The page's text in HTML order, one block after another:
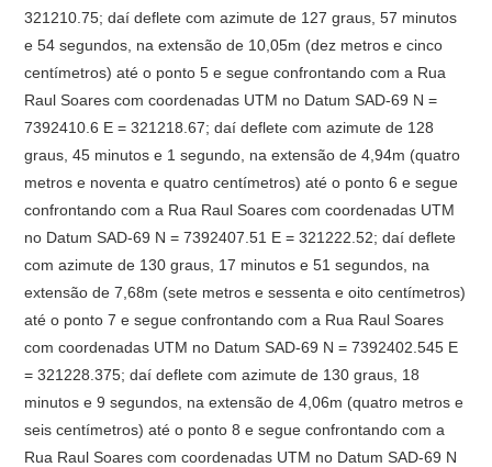
321210.75; daí deflete com azimute de 127 graus, 57 minutos
e 54 segundos, na extensão de 10,05m (dez metros e cinco
centímetros) até o ponto 5 e segue confrontando com a Rua
Raul Soares com coordenadas UTM no Datum SAD-69 N =
7392410.6 E = 321218.67; daí deflete com azimute de 128
graus, 45 minutos e 1 segundo, na extensão de 4,94m (quatro
metros e noventa e quatro centímetros) até o ponto 6 e segue
confrontando com a Rua Raul Soares com coordenadas UTM
no Datum SAD-69 N = 7392407.51 E = 321222.52; daí deflete
com azimute de 130 graus, 17 minutos e 51 segundos, na
extensão de 7,68m (sete metros e sessenta e oito centímetros)
até o ponto 7 e segue confrontando com a Rua Raul Soares
com coordenadas UTM no Datum SAD-69 N = 7392402.545 E
= 321228.375; daí deflete com azimute de 130 graus, 18
minutos e 9 segundos, na extensão de 4,06m (quatro metros e
seis centímetros) até o ponto 8 e segue confrontando com a
Rua Raul Soares com coordenadas UTM no Datum SAD-69 N